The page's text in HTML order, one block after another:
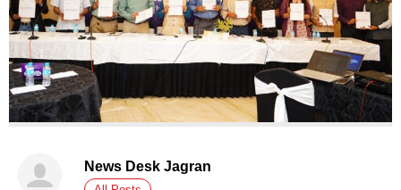
News Desk Jagran